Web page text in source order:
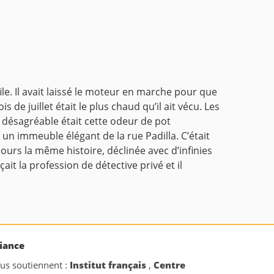
Il avait laissé le moteur en marche pour que
de juillet était le plus chaud qu’il ait vécu. Les
désagréable était cette odeur de pot
immeuble élégant de la rue Padilla. C’était
la même histoire, déclinée avec d’infinies
la profession de détective privé et il
soutiennent : Institut français ,Centre